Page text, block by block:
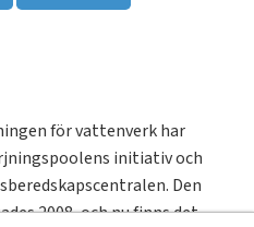
för vattenverk har
initiativ och
Den
2008, och nu finns det